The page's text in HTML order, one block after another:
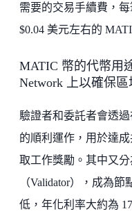
需要的交易手續費，
$0.04 美元左右的
MATIC 幣的代幣用
Network 上以確保
驗證者和委託者會透
的順利運作，用於達
取工作獎勵。其中又
（Validator），成為
低，年化利率大約為